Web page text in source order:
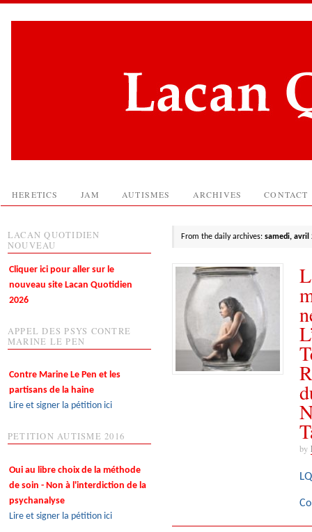
HERETICS JAM AUTISMES ARCHIVES CONTACT
From the daily archives: samedi, avril
by
LACAN QUOTIDIEN
NOUVEAU
Cliquer ici pour aller sur le
nouveau site Lacan Quotidien
2026
APPEL DES PSYS CONTRE
MARINE LE PEN
Contre Marine Le Pen et les
partisans de la haine
Lire et signer la pétition ici
PETITION AUTISME 2016
Oui au libre choix de la méthode
de soin - Non à l'interdiction de la
psychanalyse
Lire et signer la pétition ici